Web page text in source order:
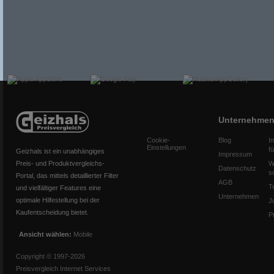
Geizhals ist ein unabhängiges
Preis- und Produktvergleichs-
Portal, das mittels detaillierter Filter
und vielfältiger Features eine
optimale Hilfestellung bei der
Kaufentscheidung bietet.
Ansicht wählen: Mobile
Copyright © 1997-2026
Preisvergleich Internet Services
Cookie-
Einstellungen
Unternehmen
Blog
Impressum
Datenschutz
AGB
Unternehmen